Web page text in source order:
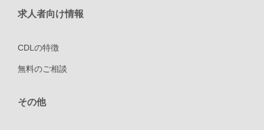
求人者向け情報
CDLの特徴
無料のご相談
その他